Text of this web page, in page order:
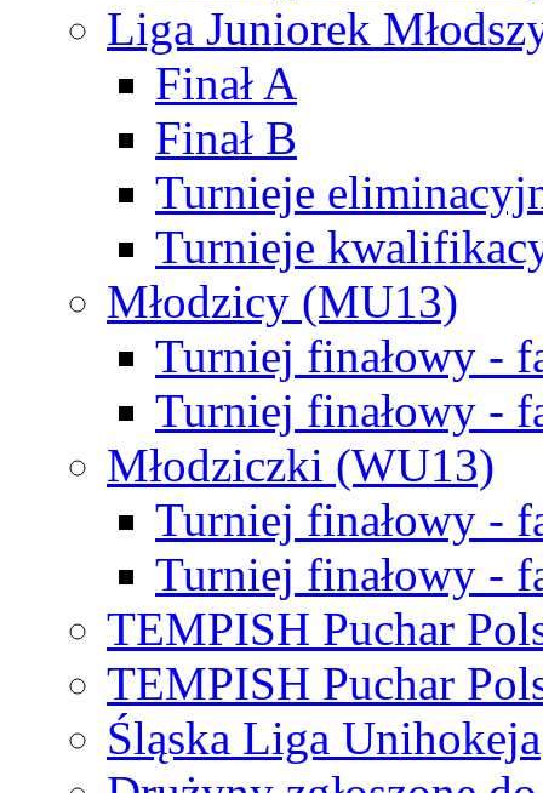
Liga Juniorek
Finał A
Finał B
Turnieje
Turnieje
Młodzicy (MU13)
Turniej finałowy -
Turniej finałowy -
Młodziczki (WU13)
Turniej finałowy -
Turniej finałowy -
TEMPISH Puchar
TEMPISH Puchar
Śląska Liga Unihokeja